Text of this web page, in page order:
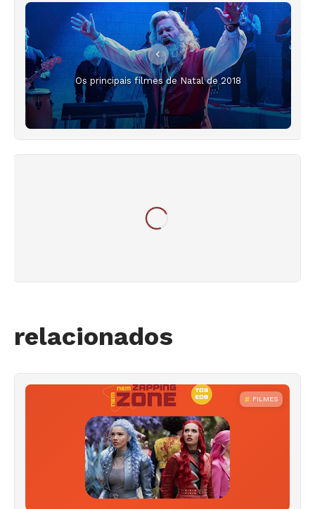
Os principais filmes de Natal de 2018
relacionados
FILMES